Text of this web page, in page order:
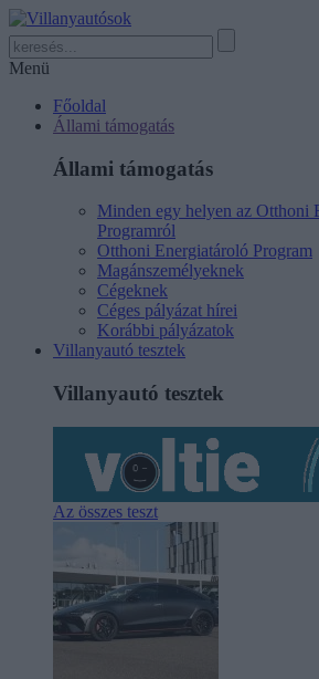
Menü
Főoldal
Állami támogatás
Állami támogatás
Minden egy helyen az Otthoni
Programról
Otthoni Energiatároló Program
Magánszemélyeknek
Cégeknek
Céges pályázat hírei
Korábbi pályázatok
Villanyautó tesztek
Villanyautó tesztek
Az összes teszt